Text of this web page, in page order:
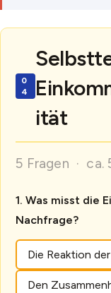
ität
5 Fragen · ca.
Was misst die
Nachfrage?
Die Reaktion
Den